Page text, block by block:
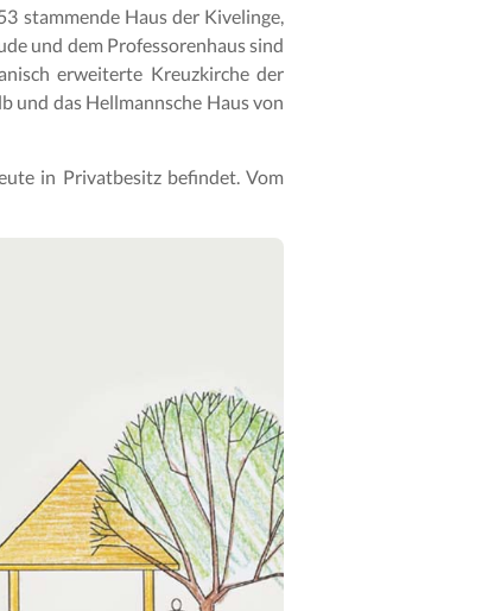
stammende Haus der Kivelinge,
und dem Professorenhaus sind
erweiterte Kreuzkirche der
und das Hellmannsche Haus von
in Privatbesitz befindet. Vom